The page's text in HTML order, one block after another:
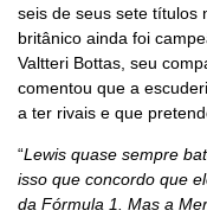
seis de seus sete títulos
britânico ainda foi
Valtteri Bottas, seu
comentou que a
a ter rivais e que
“Lewis quase sempre
isso que concordo que
da Fórmula 1. Mas a